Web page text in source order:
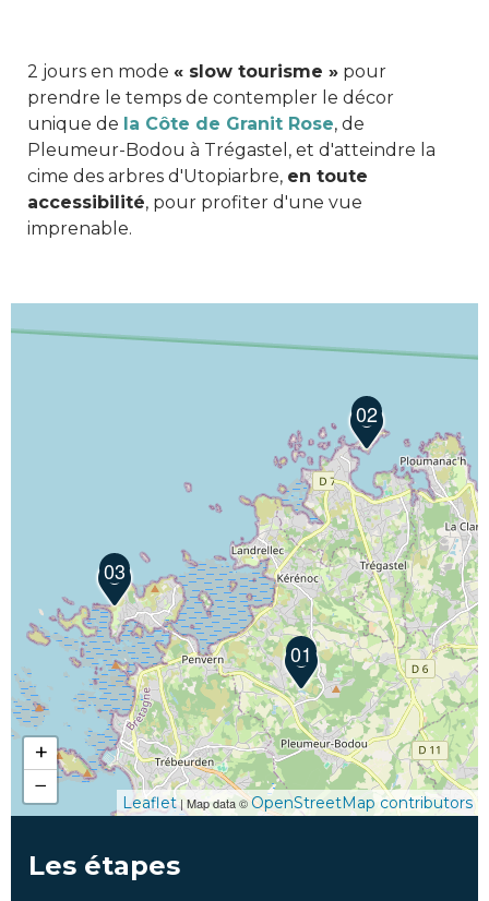
2 jours en mode « slow tourisme » pour
prendre le temps de contempler le décor
unique de la Côte de Granit Rose, de
Pleumeur-Bodou à Trégastel, et d'atteindre la
cime des arbres d'Utopiarbre, en toute
accessibilité, pour profiter d'une vue
imprenable.
03
02
01
+
−
Leaflet| Map data ©OpenStreetMap contributors
Les étapes